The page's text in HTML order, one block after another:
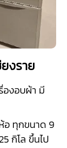
งราย
องอบผ้า มี
อ ทุกขนาด 9
กิโล ขึ้นไป